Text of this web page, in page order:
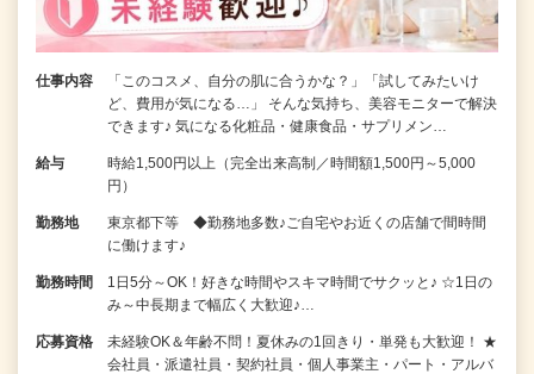
仕事内容
「このコスメ、自分の肌に合うかな？」「試してみたいけ
ど、費用が気になる…」 そんな気持ち、美容モニターで解決
できます♪ 気になる化粧品・健康食品・サプリメン…
給与
時給1,500円以上（完全出来高制／時間額1,500円～5,000
円）
勤務地
東京都下等 ◆勤務地多数♪ご自宅やお近くの店舗で間時間
に働けます♪
勤務時間
1日5分～OK！好きな時間やスキマ時間でサクッと♪ ☆1日の
み～中長期まで幅広く大歓迎♪…
応募資格
未経験OK＆年齢不問！夏休みの1回きり・単発も大歓迎！ ★
会社員・派遣社員・契約社員・個人事業主・パート・アルバ